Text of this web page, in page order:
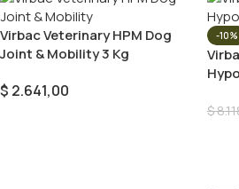
Virbac Veterinary HPM Dog
Joint & Mobility 3 Kg
$ 2.641,00
-10%
$